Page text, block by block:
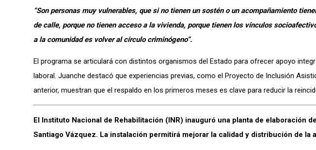
“Son personas muy vulnerables, que si no tienen un sostén o un acompañamiento
de calle, porque no tienen acceso a la vivienda, porque tienen los vínculos
a la comunidad es volver al círculo criminógeno”.
El programa se articulará con distintos organismos del Estado para ofrecer apoyo
laboral. Juanche destacó que experiencias previas, como el Proyecto de Inclusión
anterior, muestran que el respaldo en los primeros meses es clave para reducir la
El Instituto Nacional de Rehabilitación (INR) inauguró una planta de elaboración
Santiago Vázquez. La instalación permitirá mejorar la calidad y distribución de la